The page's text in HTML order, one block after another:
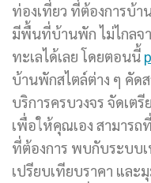
ท่องเที่ยว ที่ต้องการบ้
มีพื้นที่บ้านพัก ไม่ไกลจ
ทะเลได้เลย โดยตอนนี้
บ้านพักสไตล์ต่าง ๆ คัด
บริการครบวงจร จัดเต
เพื่อให้คุณเอง สามาร
ที่ต้องการ พบกับระบบ
เปรียบเทียบราคา และ